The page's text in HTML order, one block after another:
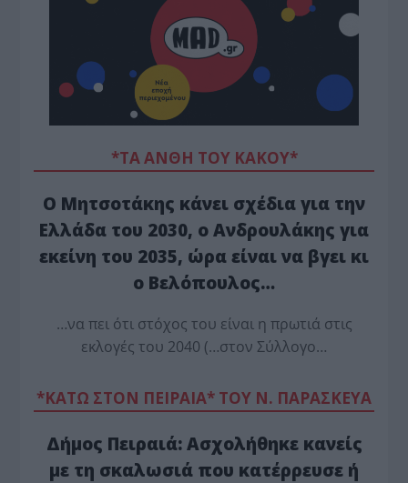
*ΤΑ ΆΝΘΗ ΤΟΥ ΚΑΚΟΎ*
Ο Μητσοτάκης κάνει σχέδια για την
Ελλάδα του 2030, ο Ανδρουλάκης για
εκείνη του 2035, ώρα είναι να βγει κι
ο Βελόπουλος…
…να πει ότι στόχος του είναι η πρωτιά στις
εκλογές του 2040 (…στον Σύλλογο…
*ΚΑΤΩ ΣΤΟΝ ΠΕΙΡΑΙΑ* ΤΟΥ Ν. ΠΑΡΑΣΚΕΥΑ
Δήμος Πειραιά: Ασχολήθηκε κανείς
με τη σκαλωσιά που κατέρρευσε ή